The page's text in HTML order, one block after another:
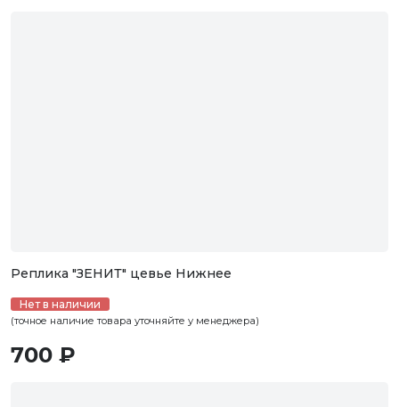
Реплика "ЗЕНИТ" цевье Нижнее
Нет в наличии
(точное наличие товара уточняйте у менеджера)
700 ₽